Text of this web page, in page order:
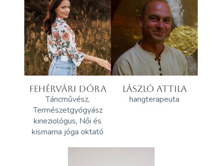
FEHÉRVÁRI DÓRA
Táncművész,
Természetgyógyász
kineziológus, Női és
kismama jóga oktató
LÁSZLÓ ATTILA
hangterapeuta